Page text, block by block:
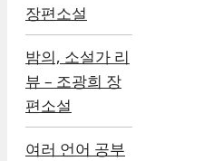
장편소설
밤의, 소설가 리
뷰 – 조광희 장
편소설
여러 언어 공부